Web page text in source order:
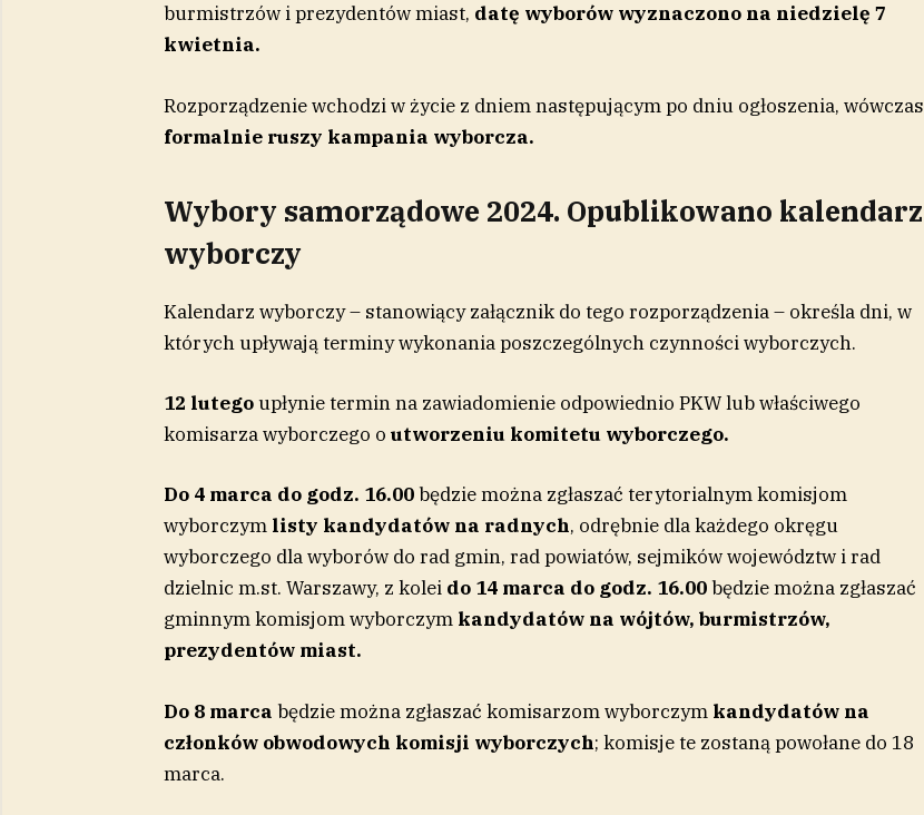
burmistrzów i prezydentów miast, datę wyborów wyznaczono na niedzielę 7
kwietnia.
Rozporządzenie wchodzi w życie z dniem następującym po dniu ogłoszenia, wówczas
formalnie ruszy kampania wyborcza.
Wybory samorządowe 2024. Opublikowano kalendarz
wyborczy
Kalendarz wyborczy – stanowiący załącznik do tego rozporządzenia – określa dni, w
których upływają terminy wykonania poszczególnych czynności wyborczych.
12 lutegoupłynie termin na zawiadomienie odpowiednio PKW lub właściwego
komisarza wyborczego o utworzeniu komitetu wyborczego.
Do 4 marca do godz. 16.00będzie można zgłaszać terytorialnym komisjom
wyborczym listy kandydatów na radnych, odrębnie dla każdego okręgu
wyborczego dla wyborów do rad gmin, rad powiatów, sejmików województw i rad
dzielnic m.st. Warszawy, z kolei do 14 marca do godz. 16.00będzie można zgłaszać
gminnym komisjom wyborczym kandydatów na wójtów, burmistrzów,
prezydentów miast.
Do 8 marca będzie można zgłaszać komisarzom wyborczym kandydatów na
członków obwodowych komisji wyborczych; komisje te zostaną powołane do 18
marca.